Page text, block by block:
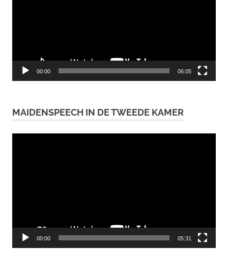
00:00 06:05
MAIDENSPEECH IN DE TWEEDE KAMER
00:00 05:31